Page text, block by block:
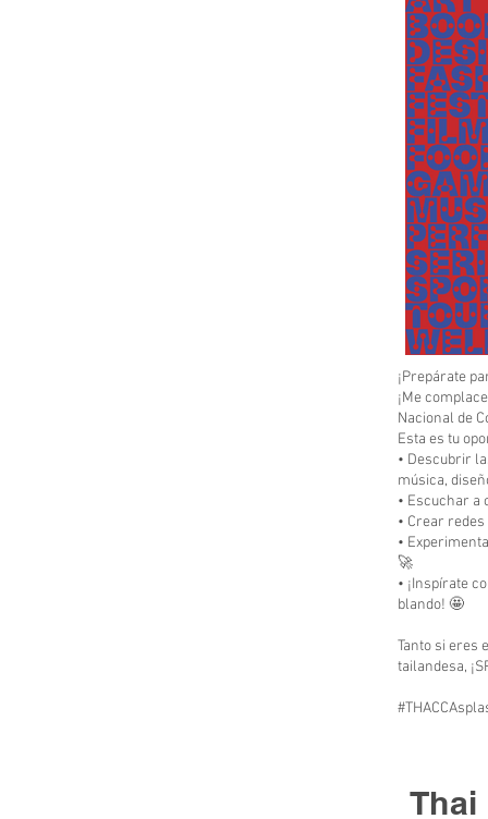
¡Prepárate
¡Me
Nacional de
Esta es tu
• Descubrir
música,
• Escuchar a
• Crear
•
🚀
• ¡Inspírate
blando! 🤩
Tanto si eres
tailandesa,
Thai